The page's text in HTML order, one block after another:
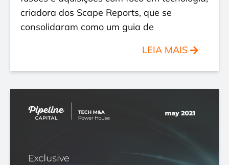
criadora dos Scape Reports, que se
consolidaram como um guia de
LEIA MAIS